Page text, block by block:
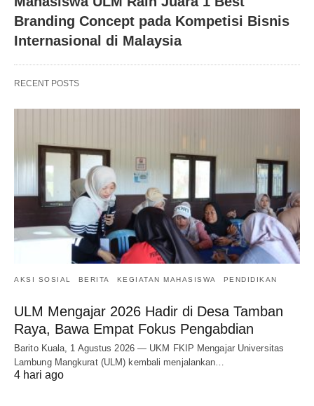
Branding Concept pada Kompetisi Bisnis
Internasional di Malaysia
RECENT POSTS
AKSI SOSIAL BERITA KEGIATAN MAHASISWA PENDIDIKAN
ULM Mengajar 2026 Hadir di Desa Tamban
Raya, Bawa Empat Fokus Pengabdian
Barito Kuala, 1 Agustus 2026 — UKM FKIP Mengajar Universitas
Lambung Mangkurat (ULM) kembali menjalankan…
4 hari ago